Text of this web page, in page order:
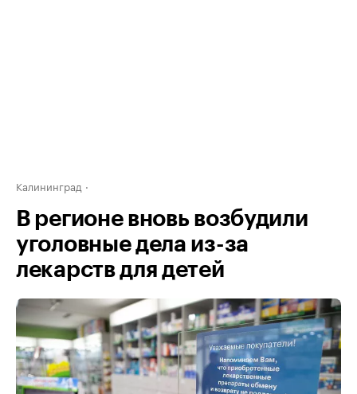
Калининград
В регионе вновь возбудили
уголовные дела из-за
лекарств для детей